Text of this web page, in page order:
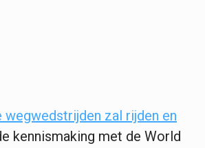
wegwedstrijden zal rijden en
kennismaking met de World